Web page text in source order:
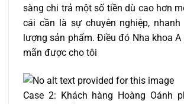
sàng chi trả một số tiền dù cao hơn
cái cần là sự chuyên nghiệp,
lượng sản phẩm. Điều đó Nha khoa A
mãn được cho tôi
Case 2: Khách hàng Hoàng Oánh